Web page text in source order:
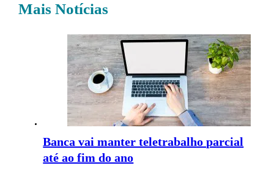
Mais Notícias
Banca vai manter teletrabalho parcial
até ao fim do ano